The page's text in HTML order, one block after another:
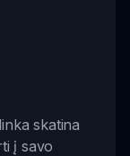
skatina
į savo